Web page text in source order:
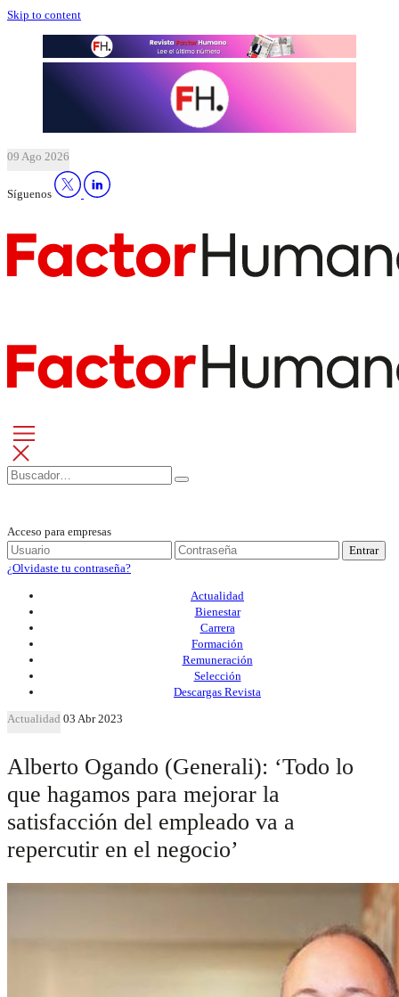
Skip to content
09 Ago 2026
Síguenos
Acceso para empresas
Entrar
¿Olvidaste tu contraseña?
Actualidad
Bienestar
Carrera
Formación
Remuneración
Selección
Descargas Revista
Actualidad 03 Abr 2023
Alberto Ogando (Generali): ‘Todo lo
que hagamos para mejorar la
satisfacción del empleado va a
repercutir en el negocio’